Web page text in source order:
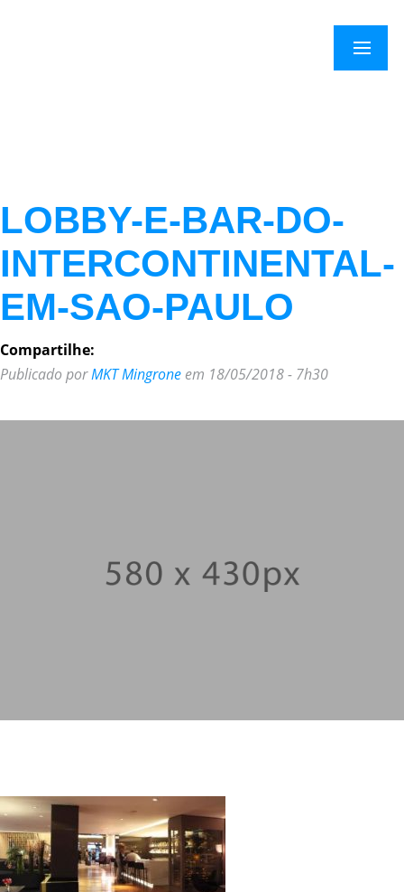
×
Menu
LOBBY-E-BAR-DO-
INTERCONTINENTAL-
EM-SAO-PAULO
Compartilhe:
Publicado porMKT Mingrone em 18/05/2018 - 7h30